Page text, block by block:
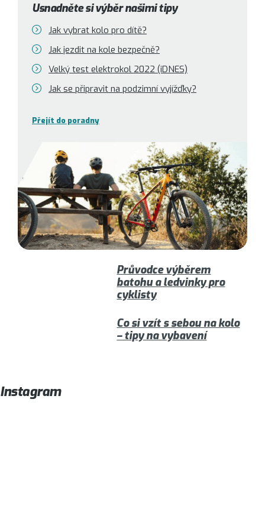
Usnadněte si výběr našimi tipy
Jak vybrat kolo pro dítě?
Jak jezdit na kole bezpečně?
Velký test elektrokol 2022 (iDNES)
Jak se připravit na podzimní vyjížďky?
Přejít do poradny
Průvodce výběrem
batohu a ledvinky pro
cyklisty
Co si vzít s sebou na kolo
– tipy na vybavení
Instagram